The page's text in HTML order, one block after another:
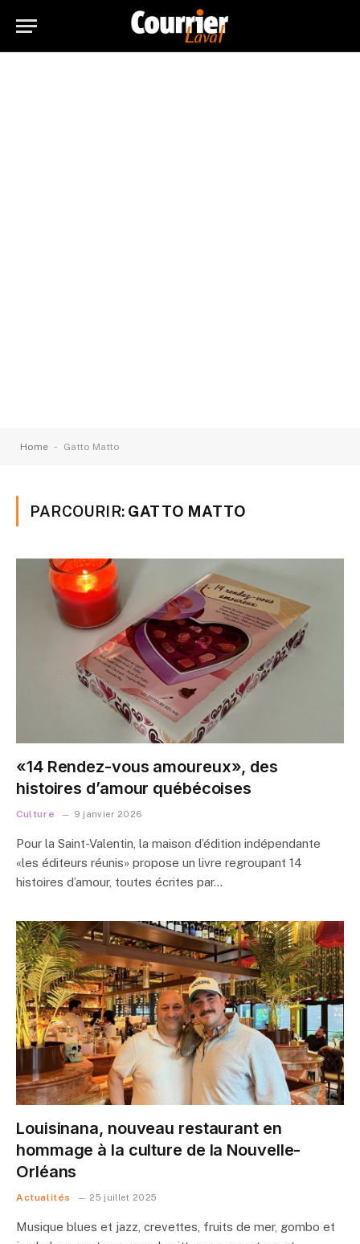
Home - Gatto Matto
PARCOURIR: GATTO MATTO
«14 Rendez-vous amoureux», des
histoires d’amour québécoises
Culture 9 janvier 2026
Pour la Saint-Valentin, la maison d’édition indépendante
«les éditeurs réunis» propose un livre regroupant 14
histoires d’amour, toutes écrites par…
Louisinana, nouveau restaurant en
hommage à la culture de la Nouvelle-
Orléans
Actualités 25 juillet 2025
Musique blues et jazz, crevettes, fruits de mer, gombo et